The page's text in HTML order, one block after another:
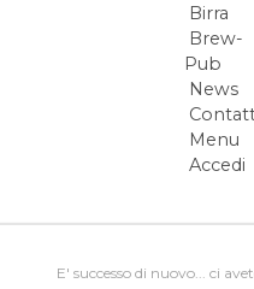
Birra
Brew-
Pub
News
Menu
Accedi
E' successo di nuovo... ci